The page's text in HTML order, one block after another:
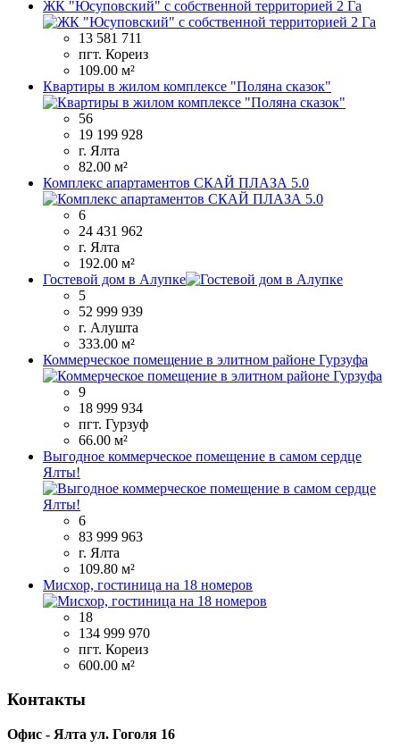
ЖК "Юсуповский" с собственной территорией 2 Га
13 581 711
пгт. Кореиз
109.00 м²
Квартиры в жилом комплексе "Поляна сказок"
56
19 199 928
г. Ялта
82.00 м²
Комплекс апартаментов СКАЙ ПЛАЗА 5.0
6
24 431 962
г. Ялта
192.00 м²
Гостевой дом в Алупке
5
52 999 939
г. Алушта
333.00 м²
Коммерческое помещение в элитном районе Гурзуфа
9
18 999 934
пгт. Гурзуф
66.00 м²
Выгодное коммерческое помещение в самом сердце
Ялты!
6
83 999 963
г. Ялта
109.80 м²
Мисхор, гостиница на 18 номеров
18
134 999 970
пгт. Кореиз
600.00 м²
Контакты
Офис - Ялта ул. Гоголя 16